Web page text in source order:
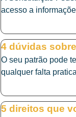
acesso a
4 dúvidas
O seu patrão pode
qualquer falta
5 direitos que